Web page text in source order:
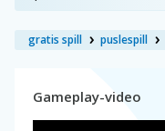
gratis spill puslespill
Gameplay-video